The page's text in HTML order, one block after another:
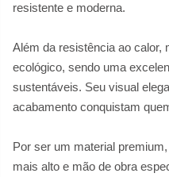
resistente e moderna.
Além da resistência ao calor,
ecológico, sendo uma
sustentáveis. Seu visual
acabamento conquistam
Por ser um material
mais alto e mão de obra